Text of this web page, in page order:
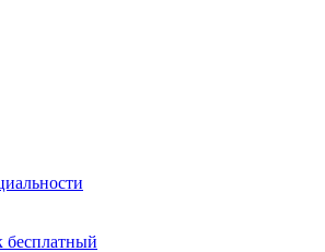
бесплатный